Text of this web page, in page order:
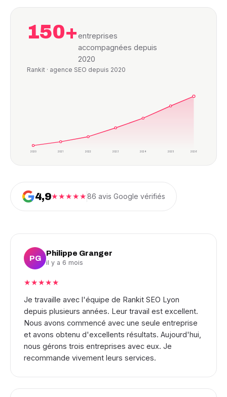
150+entreprises
accompagnées depuis
2020
Rankit · agence SEO depuis 2020
2020 2021 2022 2023 2024 2025 2026
4,9★★★★★86 avis Google vérifiés
PG
Philippe Granger
il y a 6 mois
★★★★★
Je travaille avec l'équipe de Rankit SEO Lyon
depuis plusieurs années. Leur travail est excellent.
Nous avons commencé avec une seule entreprise
et avons obtenu d'excellents résultats. Aujourd'hui,
nous gérons trois entreprises avec eux. Je
recommande vivement leurs services.